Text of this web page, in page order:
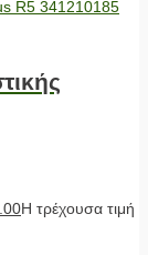
Η τρέχουσα τιμή